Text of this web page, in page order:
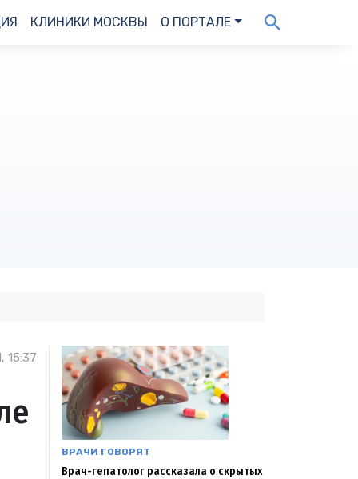
КЛИНИКИ МОСКВЫ О ПОРТАЛЕ
15:37
ВРАЧИ ГОВОРЯТ
Врач-гепатолог рассказала о скрытых